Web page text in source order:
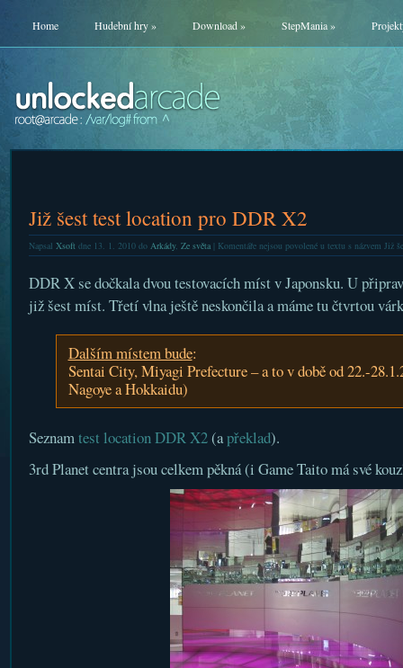
Home Hudební hry» Download» StepMania»
Již šest test location pro DDR X2
Napsal Xsoftdne 13. 1. 2010 do Arkády, Ze světa| Komentáře nejsou povolenéu textu s názvem Již
DDR X se dočkala dvou testovacích míst v Japonsku. U
již šest míst. Třetí vlna ještě neskončila a máme tu čtvrtou
Dalším místem bude:
Sentai City, Miyagi Prefecture – a to v době od 22.-
Nagoye a Hokkaidu)
Seznamtest location DDR X2(apřeklad).
3rd Planet centra jsou celkem pěkná (i Game Taito má své